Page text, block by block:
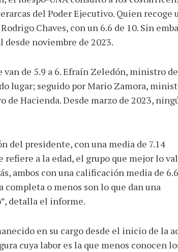
del Poder Ejecutivo. Quien recoge
Chaves, con un 6.6 de 10. Sin
noviembre de 2023.
de 5.9 a 6. Efraín Zeledón, ministro de
lugar; seguido por Mario Zamora,
de Hacienda. Desde marzo de 2023,
del presidente, con una media de 7.14
refiere a la edad, el grupo que mejor lo
ambos con una calificación media de
o menos son lo que dan una
detalla el informe.
en su cargo desde el inicio de la
cuya labor es la que menos conocen